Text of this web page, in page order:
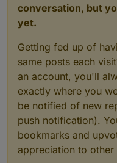
conversation, but
yet.
Getting fed up of
same posts each
an account, you'll
exactly where you
be notified of new
push notification).
bookmarks and
appreciation to other